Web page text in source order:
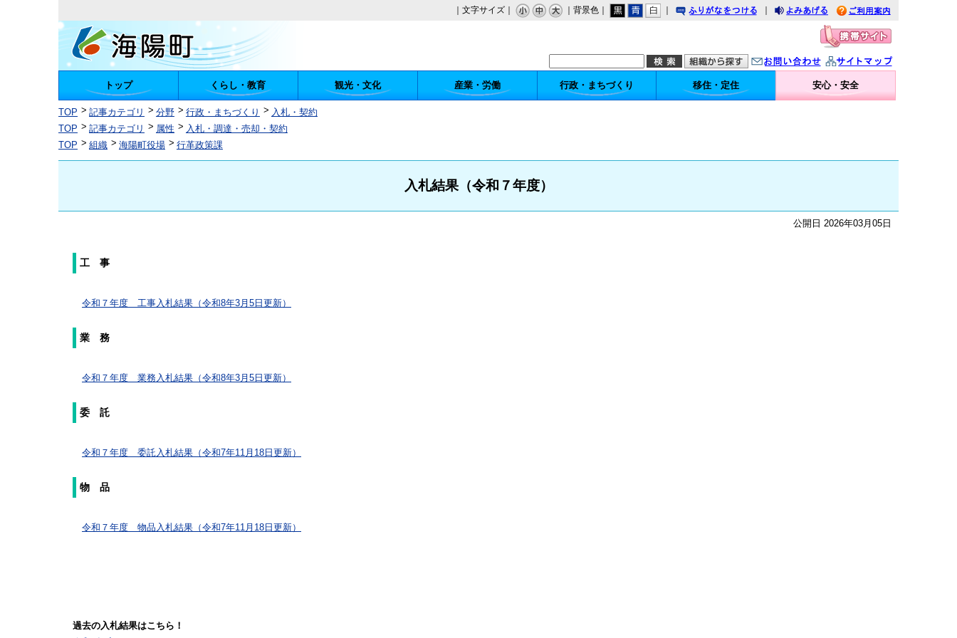
｜文字サイズ｜ ｜背景色｜
みあげる
利用案内
問い合わせ イトマップ
トップ くらし・教育 観光・文化 産業・労働 行政・まちづくり 移住・定住 安心・安全
TOP 記事カテゴリ 分野 行政・まちづくり
入札・契約
TOP
記事カテゴリ 属性
入札・調達・売却・契約
TOP
組織 海陽町役場 行革政策課
入札結果（令和７年度）
公開日 2026年03月05日
工 事
令和７年度 工事入札結果（令和8年3月5日更新）
業 務
令和７年度 業務入札結果（令和8年3月5日更新）
委 託
令和７年度 委託入札結果（令和7年11月18日更新）
物 品
令和７年度 物品入札結果（令和7年11月18日更新）
過去の入札結果はこちら！